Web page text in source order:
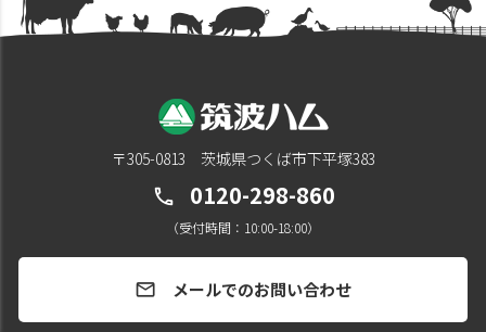
〒305-0813 茨城県つくば市下平塚383
call 0120-298-860
（受付時間：10:00-18:00）
mail メールでのお問い合わせ